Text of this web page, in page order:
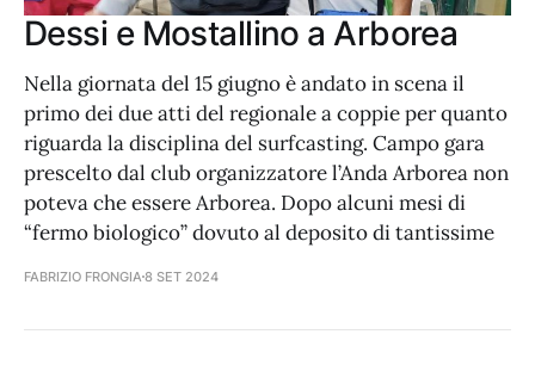
Dessi e Mostallino a Arborea
Nella giornata del 15 giugno è andato in scena il
primo dei due atti del regionale a coppie per quanto
riguarda la disciplina del surfcasting. Campo gara
prescelto dal club organizzatore l’Anda Arborea non
poteva che essere Arborea. Dopo alcuni mesi di
“fermo biologico” dovuto al deposito di tantissime
FABRIZIO FRONGIA 8 SET 2024